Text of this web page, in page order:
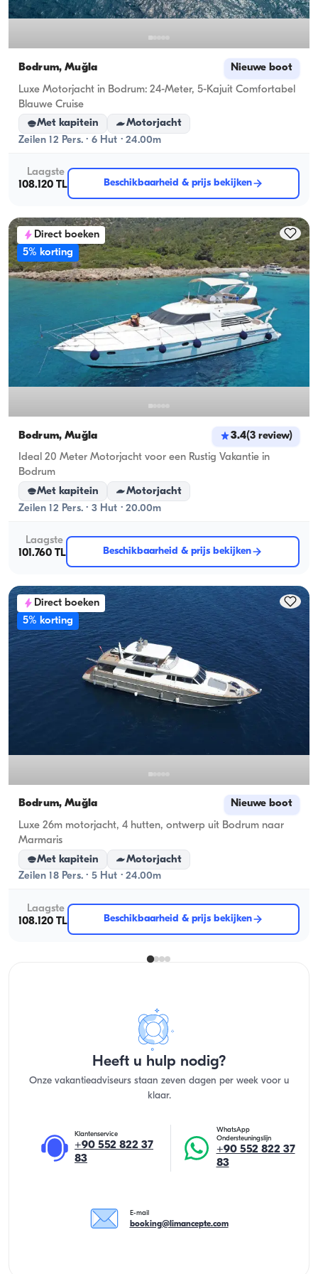
Bodrum, Muğla Nieuwe boot
Luxe Motorjacht in Bodrum: 24-Meter, 5-Kajuit Comfortabel
Blauwe Cruise
Met kapitein
Motorjacht
Zeilen 12 Pers. · 6 Hut · 24.00m
Laagste
108.120 TL
Beschikbaarheid & prijs bekijken
Direct boeken
5% korting
Bodrum, Muğla 3.4(3 review)
Ideal 20 Meter Motorjacht voor een Rustig Vakantie in
Bodrum
Met kapitein
Motorjacht
Zeilen 12 Pers. · 3 Hut · 20.00m
Laagste
101.760 TL
Beschikbaarheid & prijs bekijken
Direct boeken
5% korting
Bodrum, Muğla Nieuwe boot
Luxe 26m motorjacht, 4 hutten, ontwerp uit Bodrum naar
Marmaris
Met kapitein
Motorjacht
Zeilen 18 Pers. · 5 Hut · 24.00m
Laagste
108.120 TL
Beschikbaarheid & prijs bekijken
Heeft u hulp nodig?
Onze vakantieadviseurs staan zeven dagen per week voor u
klaar.
Klantenservice
+90 552 822 37
83
WhatsApp
Ondersteuningslijn
+90 552 822 37
83
E-mail
booking@limancepte.com